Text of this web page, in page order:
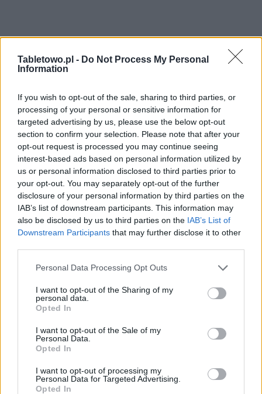
Tabletowo.pl - Do Not Process My Personal
Information
If you wish to opt-out of the sale, sharing to third parties, or
processing of your personal or sensitive information for
targeted advertising by us, please use the below opt-out
section to confirm your selection. Please note that after your
opt-out request is processed you may continue seeing
interest-based ads based on personal information utilized by
us or personal information disclosed to third parties prior to
your opt-out. You may separately opt-out of the further
disclosure of your personal information by third parties on the
IAB’s list of downstream participants. This information may
also be disclosed by us to third parties on the IAB’s List of
Downstream Participants that may further disclose it to other
Please note that this website/app uses one or more Google
not limited to your visit or usage behaviour. You may click to
grant or deny consent to Google and its third-party tags to
use your data for below specified purposes in below Google
consent section.
Personal Data Processing Opt Outs
I want to opt-out of the Sharing of my
personal data.
Opted In
I want to opt-out of the Sale of my
Personal Data.
Opted In
I want to opt-out of processing my
Personal Data for Targeted Advertising.
Opted In